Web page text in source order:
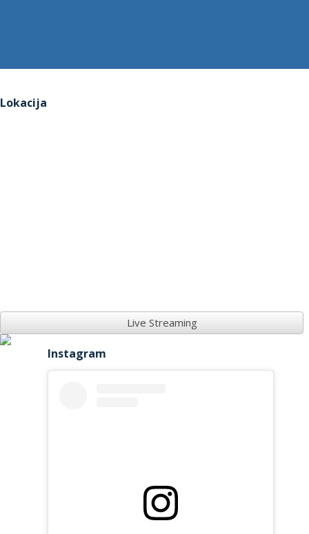
Lokacija
Live Streaming
Instagram